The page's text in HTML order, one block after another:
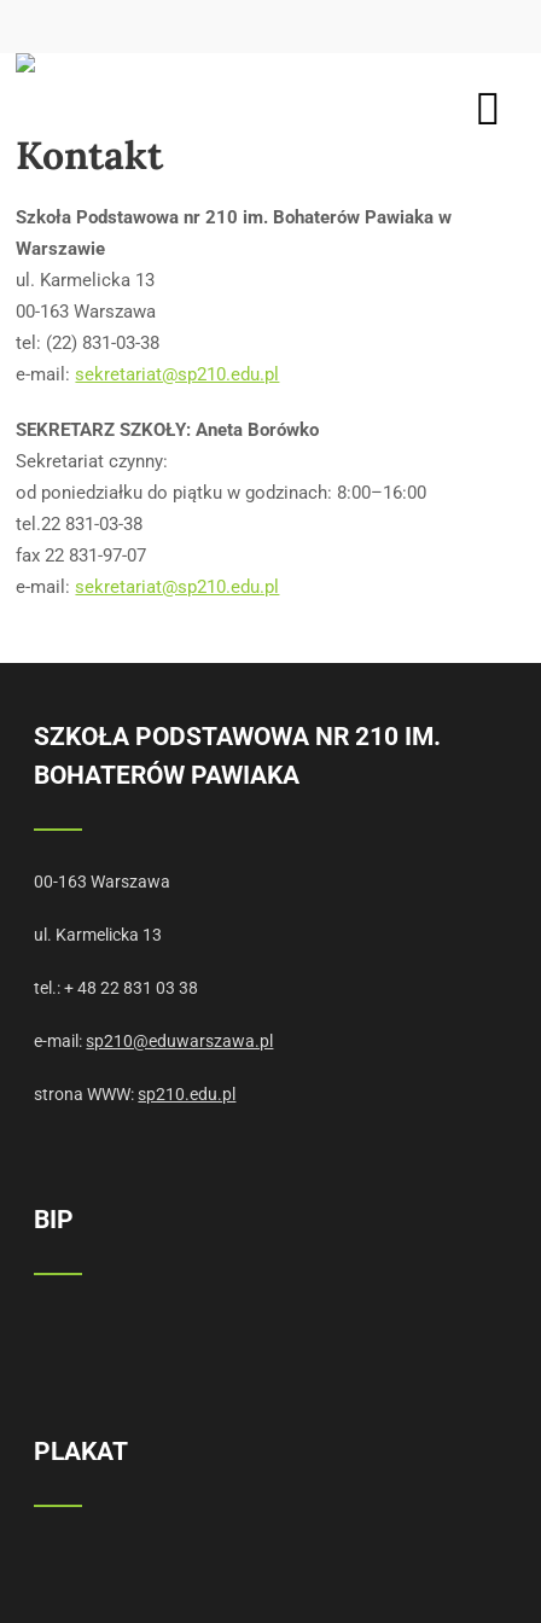
Kontakt
Szkoła Podstawowa nr 210 im. Bohaterów Pawiaka w
Warszawie
ul. Karmelicka 13
00-163 Warszawa
tel: (22) 831-03-38
e-mail:sekretariat@sp210.edu.pl
SEKRETARZ SZKOŁY: Aneta Borówko
Sekretariat czynny:
od poniedziałku do piątku w godzinach: 8:00–16:00
tel.22 831-03-38
fax 22 831-97-07
e-mail:sekretariat@sp210.edu.pl
SZKOŁA PODSTAWOWA NR 210 IM.
BOHATERÓW PAWIAKA
00-163 Warszawa
ul. Karmelicka 13
tel.: + 48 22 831 03 38
e-mail:sp210@eduwarszawa.pl
strona WWW:sp210.edu.pl
BIP
PLAKAT